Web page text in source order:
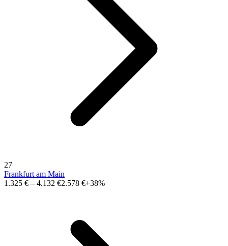
27
Frankfurt am Main
1.325 € – 4.132 €2.578 €+38%